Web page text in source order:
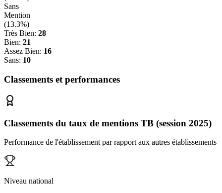
Sans
Mention
(13.3%)
Très Bien: 28
Bien: 21
Assez Bien: 16
Sans: 10
Classements et performances
Classements du taux de mentions TB (session 2025)
Performance de l'établissement par rapport aux autres établissements
Niveau national